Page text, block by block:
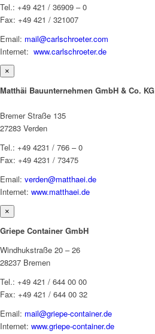
Tel.: +49 421 / 36909 – 0
Fax: +49 421 / 321007
Email: mail@carlschroeter.com
Internet: www.carlschroeter.de
×
Matthäi Bauunternehmen GmbH & Co. KG
Bremer Straße 135
27283 Verden
Tel.: +49 4231 / 766 – 0
Fax: +49 4231 / 73475
Email: verden@matthaei.de
Internet: www.matthaei.de
×
Griepe Container GmbH
Windhukstraße 20 – 26
28237 Bremen
Tel.: +49 421 / 644 00 00
Fax: +49 421 / 644 00 32
Email: mail@griepe-container.de
Internet: www.griepe-container.de